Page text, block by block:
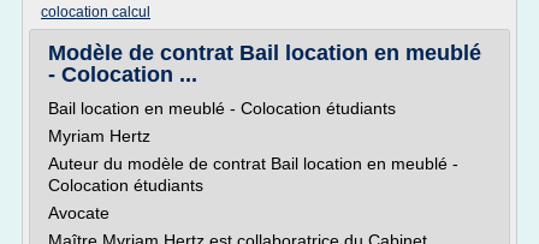
colocation calcul
Modèle de contrat Bail location en meublé
- Colocation ...
Bail location en meublé - Colocation étudiants
Myriam Hertz
Auteur du modèle de contrat Bail location en meublé -
Colocation étudiants
Avocate